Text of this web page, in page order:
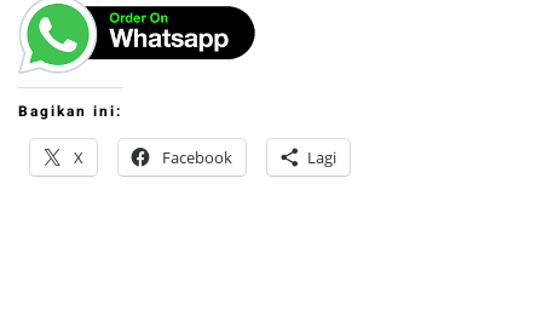
Bagikan ini:
X Facebook Lagi